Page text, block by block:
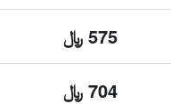
575 ﷼
704 ﷼